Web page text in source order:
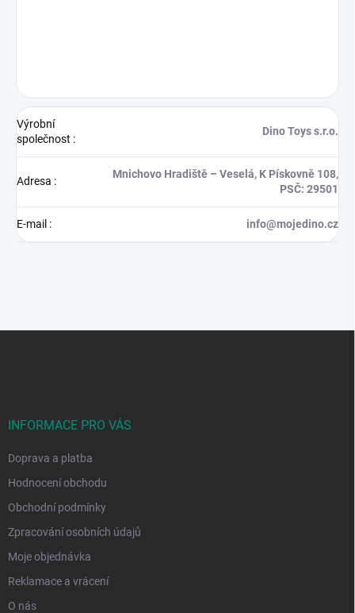
Výrobní
společnost :
Dino Toys s.r.o.
Adresa :
Mnichovo Hradiště – Veselá, K Pískovně 108,
PSČ: 29501
E-mail : info@mojedino.cz
INFORMACE PRO VÁS
Doprava a platba
Hodnocení obchodu
Obchodní podmínky
Zpracování osobních údajů
Moje objednávka
Reklamace a vrácení
O nás